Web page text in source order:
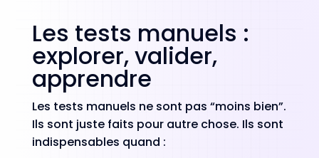
Les tests manuels :
explorer, valider,
apprendre
Les tests manuels ne sont pas “moins bien”.
Ils sont juste faits pour autre chose. Ils sont
indispensables quand :